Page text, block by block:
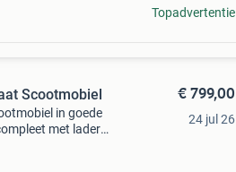
Topadvertentie
Scootmobiel
in goede
met lader
€ 799,00
24 jul 26